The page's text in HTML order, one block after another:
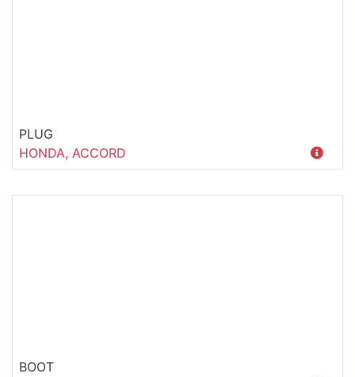
PLUG
HONDA, ACCORD
BOOT